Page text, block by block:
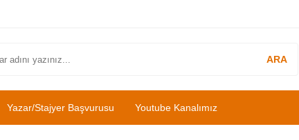
ARA
Yazar/Stajyer Başvurusu Youtube Kanalımız